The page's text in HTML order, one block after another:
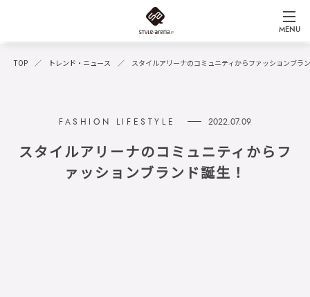
MENU
TOP トレンド・ニュース スタイルアリーナのコミュニティからファッションブラ
2022.07.09
スタイルアリーナのコミュニティからフ
ァッションブランド誕生！